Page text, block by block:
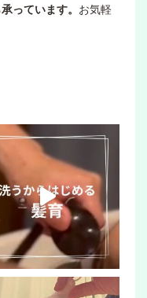
っています。 お気軽